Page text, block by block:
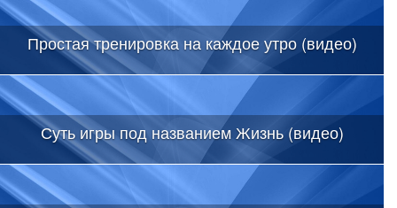
Простая тренировка на каждое утро (видео)
Суть игры под названием Жизнь (видео)